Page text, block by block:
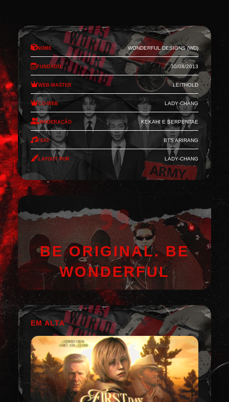
Nome Wonderful Designs (WD)
Fundado 30/08/2013
Web-Master Leithold
Co-Web Lady-Chang
Moderação Kekahi e Serpentae
Feat BTS Arirang
Layout por Lady-Chang
BE ORIGINAL. BE
WONDERFUL
EM ALTA